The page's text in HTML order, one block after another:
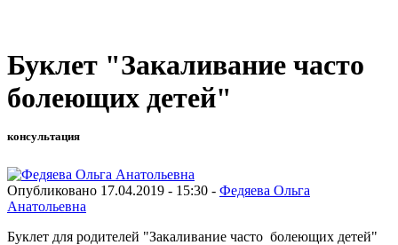
Буклет "Закаливание часто
болеющих детей"
консультация
Опубликовано 17.04.2019 - 15:30 - Федяева Ольга
Анатольевна
Буклет для родителей "Закаливание часто болеющих детей"